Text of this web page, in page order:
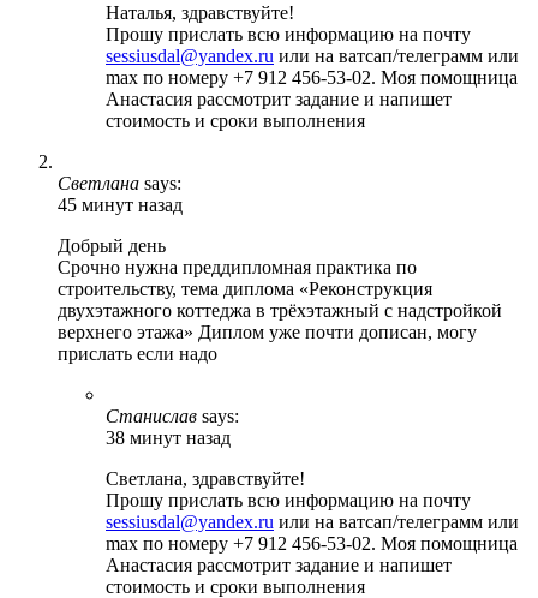
Наталья, здравствуйте!
Прошу прислать всю информацию на почту
sessiusdal@yandex.ru или на ватсап/телеграмм или
max по номеру +7 912 456-53-02. Моя помощница
Анастасия рассмотрит задание и напишет
стоимость и сроки выполнения
Светлана says:
45 минут назад
Добрый день
Срочно нужна преддипломная практика по
строительству, тема диплома «Реконструкция
двухэтажного коттеджа в трёхэтажный с надстройкой
верхнего этажа» Диплом уже почти дописан, могу
прислать если надо
Станислав says:
38 минут назад
Светлана, здравствуйте!
Прошу прислать всю информацию на почту
sessiusdal@yandex.ru или на ватсап/телеграмм или
max по номеру +7 912 456-53-02. Моя помощница
Анастасия рассмотрит задание и напишет
стоимость и сроки выполнения